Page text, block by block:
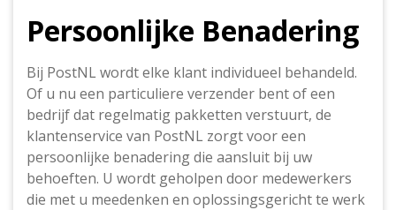
Persoonlijke Benadering
Bij PostNL wordt elke klant individueel behandeld.
Of u nu een particuliere verzender bent of een
bedrijf dat regelmatig pakketten verstuurt, de
klantenservice van PostNL zorgt voor een
persoonlijke benadering die aansluit bij uw
behoeften. U wordt geholpen door medewerkers
die met u meedenken en oplossingsgericht te werk